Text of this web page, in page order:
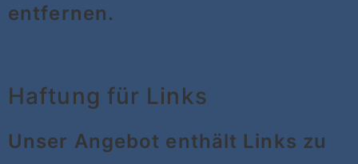
entfernen.
Haftung für Links
Unser Angebot enthält Links zu